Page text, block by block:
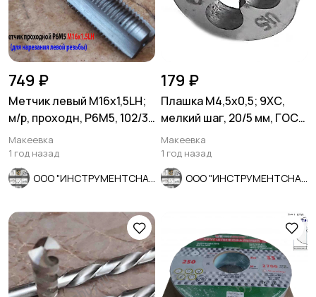
749 ₽
Метчик левый М16х1,5LH;
м/р, проходн, Р6М5, 102/32
мм, мелкий шаг.
Макеевка
1 год назад
179 ₽
Плашка М4,5х0,5; 9ХС,
мелкий шаг, 20/5 мм, ГОСТ
7740-71, СССР
Макеевка
1 год назад